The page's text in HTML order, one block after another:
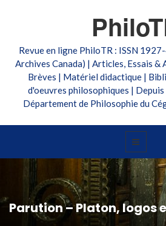
Revue en ligne PhiloTR : ISSN
Archives Canada) | Articles, Essais &
Brèves | Matériel didactique |
d'oeuvres philosophiques |
Département de Philosophie du
Parution – Platon, logos